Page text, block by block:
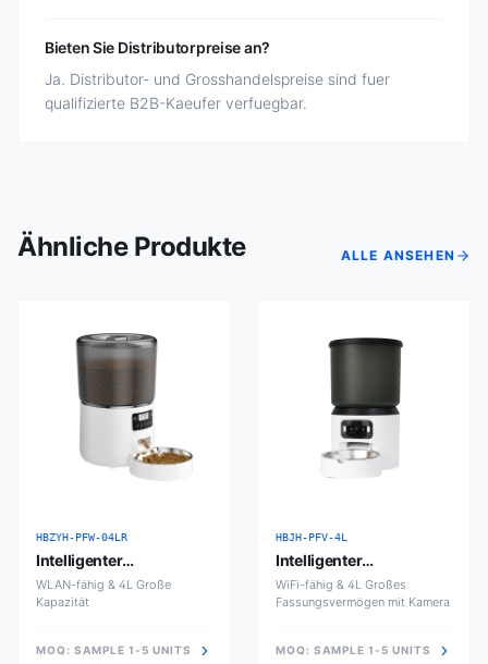
Bieten Sie Distributorpreise an?
Ja. Distributor- und Grosshandelspreise sind fuer
qualifizierte B2B-Kaeufer verfuegbar.
Ähnliche Produkte ALLE ANSEHEN
HBZYH-PFW-04LR
Intelligenter
Futterautomat 4L
WLAN-fähig & 4L Große
Kapazität
MOQ: SAMPLE 1-5 UNITS
HBJH-PFV-4L
Intelligenter
Futterautomat 4L mit
Kamera
WiFi-fähig & 4L Großes
Fassungsvermögen mit Kamera
MOQ: SAMPLE 1-5 UNITS